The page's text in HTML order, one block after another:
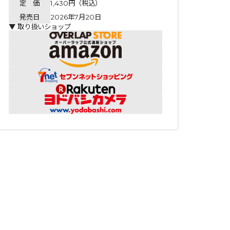
定 価
1,430円（税込）
発売日
2026年7月20日
▼ 取り扱いショップ